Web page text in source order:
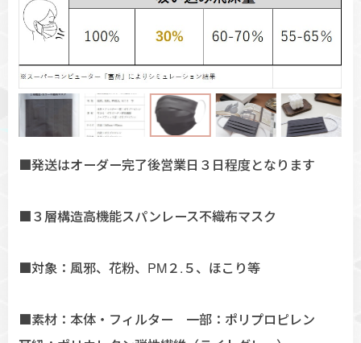
■発送はオーダー完了後営業日３日程度となります
■３層構造高機能スパンレース不織布マスク
■対象：風邪、花粉、PM２.５、ほこり等
■素材：本体・フィルター 一部：ポリプロピレン